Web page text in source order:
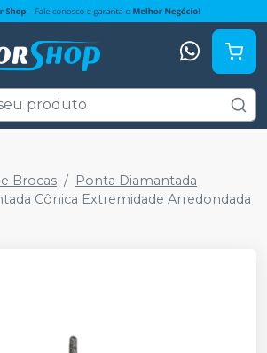
Brocas
Ponta Diamantada
Cônica Extremidade Arredondada